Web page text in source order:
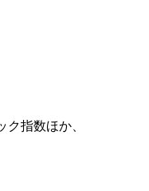
指数ほか、